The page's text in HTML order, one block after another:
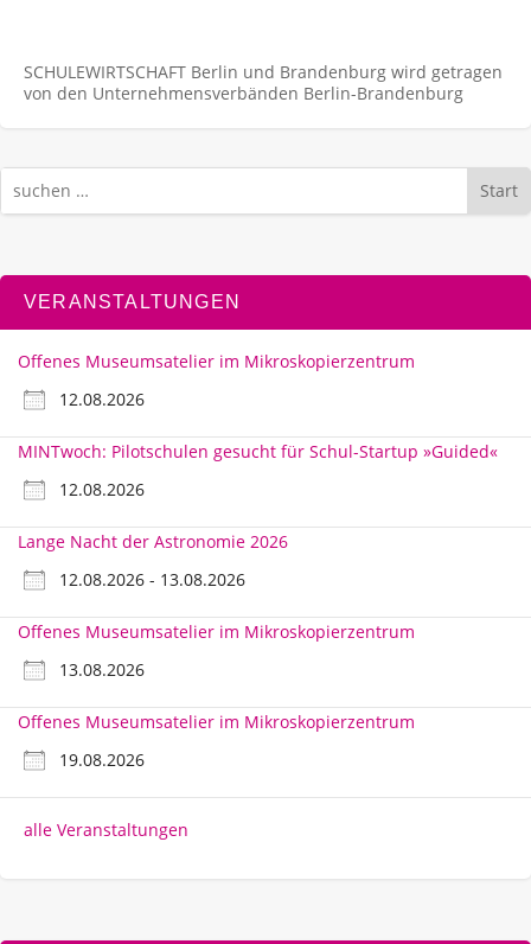
SCHULEWIRTSCHAFT Berlin und Brandenburg wird getragen
von den Unternehmens­verbänden Berlin-Brandenburg
Start
VERANSTALTUNGEN
Offenes Museumsatelier im Mikroskopierzentrum
12.08.2026
MINTwoch: Pilotschulen gesucht für Schul-Startup »Guided«
12.08.2026
Lange Nacht der Astronomie 2026
12.08.2026 - 13.08.2026
Offenes Museumsatelier im Mikroskopierzentrum
13.08.2026
Offenes Museumsatelier im Mikroskopierzentrum
19.08.2026
alle Veranstaltungen